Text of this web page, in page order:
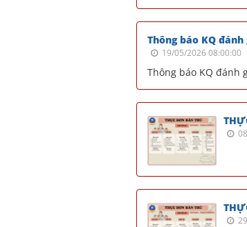
Thông báo KQ đánh
19/05/2026 08:00:00
Thông báo KQ đánh